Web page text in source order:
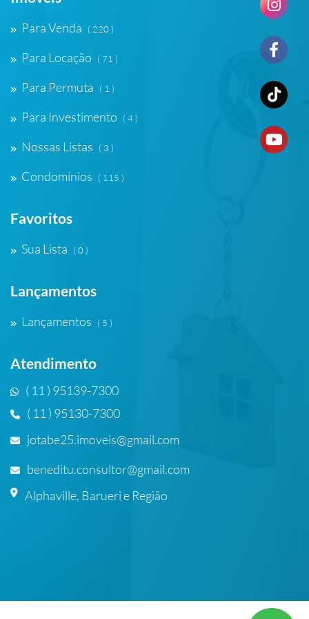
Para Venda ( 220 )
Para Locação ( 71 )
Para Permuta ( 1 )
Para Investimento ( 4 )
Nossas Listas ( 3 )
Condomínios ( 115 )
Favoritos
Sua Lista ( 0 )
Lançamentos
Lançamentos ( 5 )
Atendimento
( 11 ) 95139-7300
( 11 ) 95130-7300
jotabe25.imoveis@gmail.com
beneditu.consultor@gmail.com
Alphaville, Barueri e Região